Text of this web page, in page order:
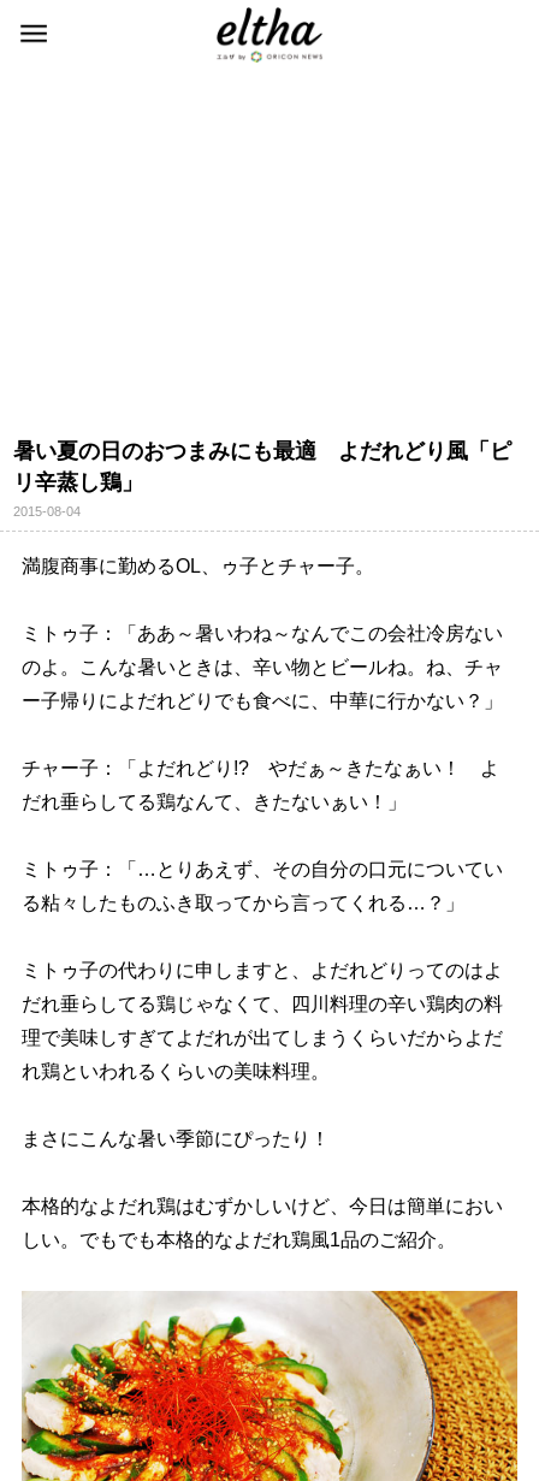
暑い夏の日のおつまみにも最適 よだれどり風「ピ
リ辛蒸し鶏」
2015-08-04
満腹商事に勤めるOL、ゥ子とチャー子。
ミトゥ子：「ああ～暑いわね～なんでこの会社冷房ない
のよ。こんな暑いときは、辛い物とビールね。ね、チャ
ー子帰りによだれどりでも食べに、中華に行かない？」
チャー子：「よだれどり!? やだぁ～きたなぁい！ よ
だれ垂らしてる鶏なんて、きたないぁい！」
ミトゥ子：「…とりあえず、その自分の口元についてい
る粘々したものふき取ってから言ってくれる…？」
ミトゥ子の代わりに申しますと、よだれどりってのはよ
だれ垂らしてる鶏じゃなくて、四川料理の辛い鶏肉の料
理で美味しすぎてよだれが出てしまうくらいだからよだ
れ鶏といわれるくらいの美味料理。
まさにこんな暑い季節にぴったり！
本格的なよだれ鶏はむずかしいけど、今日は簡単におい
しい。でもでも本格的なよだれ鶏風1品のご紹介。